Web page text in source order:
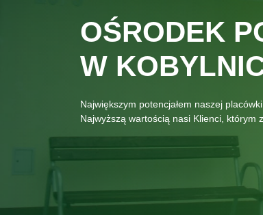
OŚRODEK
W
Największym potencjałem naszej
Najwyższą wartością nasi Klienci, którym